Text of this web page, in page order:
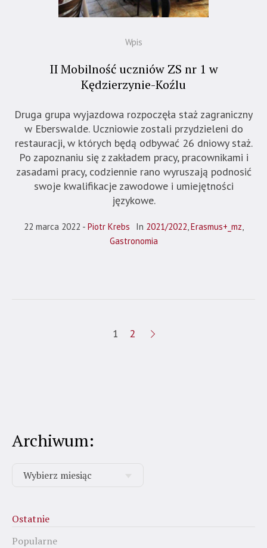
Wpis
II Mobilność uczniów ZS nr 1 w
Kędzierzynie-Koźlu
Druga grupa wyjazdowa rozpoczęła staż zagraniczny
w Eberswalde. Uczniowie zostali przydzieleni do
restauracji, w których będą odbywać 26 dniowy staż.
Po zapoznaniu się z zakładem pracy, pracownikami i
zasadami pracy, codziennie rano wyruszają podnosić
swoje kwalifikacje zawodowe i umiejętności
językowe.
22 marca 2022 Piotr Krebs In 2021/2022 Erasmus+_mz
Gastronomia
1 2
Archiwum:
Ostatnie
Popularne